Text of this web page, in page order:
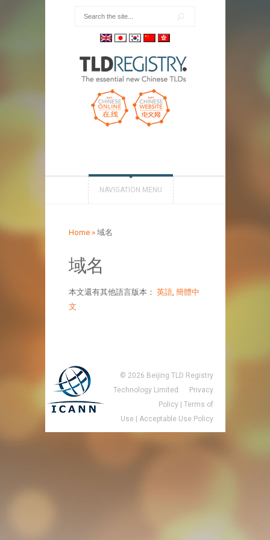
NAVIGATION MENU
Home »域名
域名
本文還有其他語言版本： 英語, 簡體中
文
© 2026 Beijing TLD Registry
Technology Limited.
Privacy
Policy| Terms of
Use| Acceptable Use Policy